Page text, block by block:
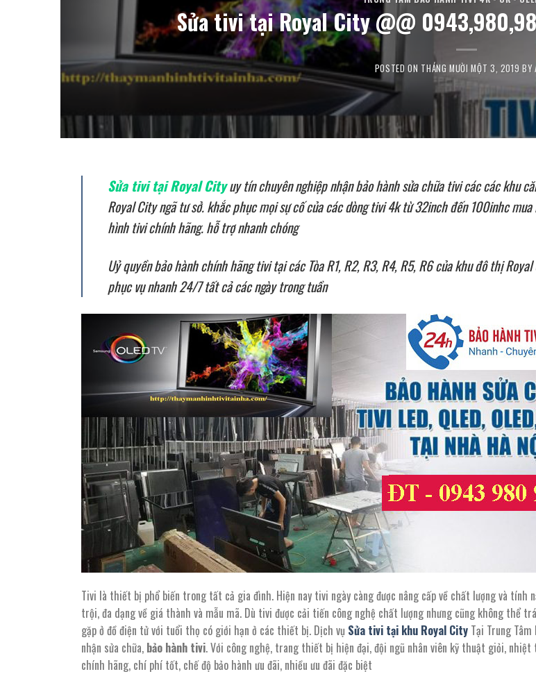
Sửa tivi tại Royal City @@
POSTED ON THÁNG MƯỜI MỘT 3, 2019 BY
Sửa tivi tại Royal Cityuy tín chuyên nghiệp nhận bảo hành sửa chữa tivi các các khu
Royal City ngã tư sở. khắc phục mọi sự cố của các dòng tivi 4k từ 32inch đến 100inhc
hình tivi chính hãng. hỗ trợ nhanh chóng
Uỷ quyền bảo hành chính hãng tivi tại các Tòa R1, R2, R3, R4, R5, R6 của khu đô thị Royal
phục vụ nhanh 24/7 tất cả các ngày trong tuần
Tivi là thiết bị phổ biến trong tất cả gia đình. Hiện nay tivi ngày càng được nâng cấp về chất lượng và tính
trội, đa dạng về giá thành và mẫu mã. Dù tivi được cải tiến công nghệ chất lượng nhưng cũng không thể
gặp ở đồ điện tử với tuổi thọ có giới hạn ở các thiết bị. Dịch vụ Sửa tivi tại khu Royal City Tại Trung
nhận sửa chữa, bảo hành tivi. Với công nghệ, trang thiết bị hiện đại, đội ngũ nhân viên kỹ thuật giỏi,
chính hãng, chí phí tốt, chế độ bảo hành ưu đãi, nhiều ưu đãi đặc biệt